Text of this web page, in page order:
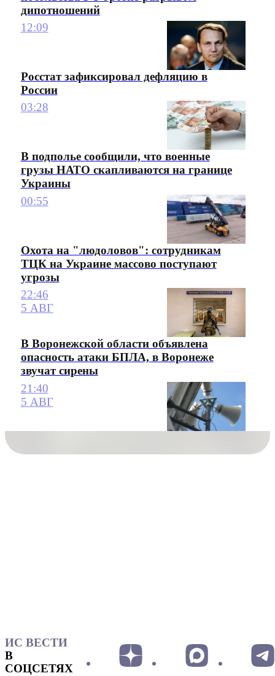
дипотношений
12:09
Росстат зафиксировал дефляцию в
России
03:28
В подполье сообщили, что военные
грузы НАТО скапливаются на границе
Украины
00:55
Охота на "людоловов": сотрудникам
ТЦК на Украине массово поступают
угрозы
22:46
5 АВГ
В Воронежской области объявлена
опасность атаки БПЛА, в Воронеже
звучат сирены
21:40
5 АВГ
ИС ВЕСТИ
В
СОЦСЕТЯХ